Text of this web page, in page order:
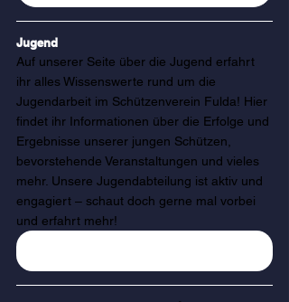
Jugend
Auf unserer Seite über die Jugend erfahrt
ihr alles Wissenswerte rund um die
Jugendarbeit im Schützenverein Fulda! Hier
findet ihr Informationen über die Erfolge und
Ergebnisse unserer jungen Schützen,
bevorstehende Veranstaltungen und vieles
mehr. Unsere Jugendabteilung ist aktiv und
engagiert – schaut doch gerne mal vorbei
und erfahrt mehr!